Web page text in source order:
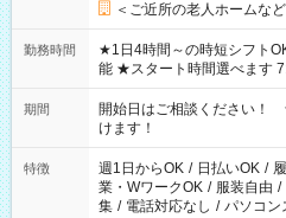
＜ご近所の老人ホームなど
勤務時間
★1日4時間～の時短シフトOK ★もちろんフルタイムシフト
能 ★スタート時間選べます
20:00 など 残業なし！ ※Wワークの場合、他のお仕事と合わせ
週40時間超の就業はご案内
間以上勤務は社会保険への
（日雇い派遣の原則禁止）
案内が難しい場合があります
期間
開始日はご相談ください！
けます！
特徴 週1日からOK / 日払いOK /
業・WワークOK / 服装自由 /
集 / 電話対応なし / パソコン